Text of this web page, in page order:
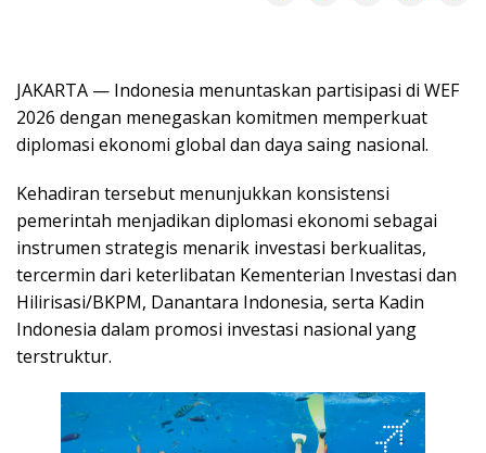
JAKARTA — Indonesia menuntaskan partisipasi di WEF
2026 dengan menegaskan komitmen memperkuat
diplomasi ekonomi global dan daya saing nasional.
Kehadiran tersebut menunjukkan konsistensi
pemerintah menjadikan diplomasi ekonomi sebagai
instrumen strategis menarik investasi berkualitas,
tercermin dari keterlibatan Kementerian Investasi dan
Hilirisasi/BKPM, Danantara Indonesia, serta Kadin
Indonesia dalam promosi investasi nasional yang
terstruktur.